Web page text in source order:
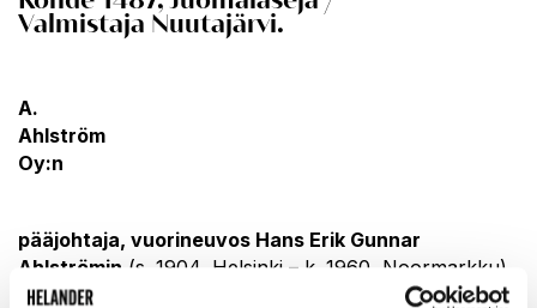
Valmistaja Nuutajärvi.
A.
Ahlström
Oy:n
pääjohtaja, vuorineuvos Hans Erik Gunnar
Ahlströmin (s. 1904, Helsinki – k. 1960, Noormarkku)
hautajaisiin suunnitellut juomalasit.
Hans Ahlström